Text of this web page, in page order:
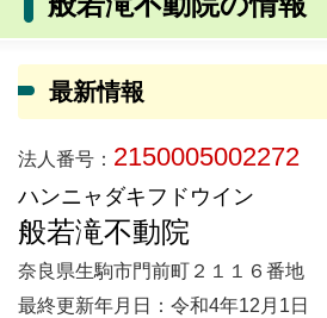
最新情報
法人番号： 2150005002272
ハンニャダキフドウイン
般若滝不動院
奈良県生駒市門前町２１１６番地
最終更新年月日：令和4年12月1日